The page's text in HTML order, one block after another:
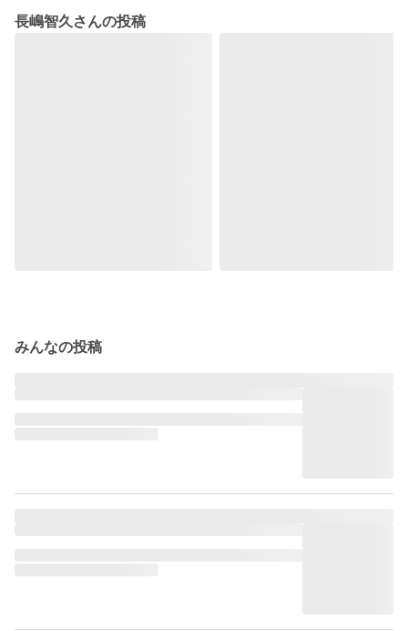
長嶋智久さんの投稿
みんなの投稿